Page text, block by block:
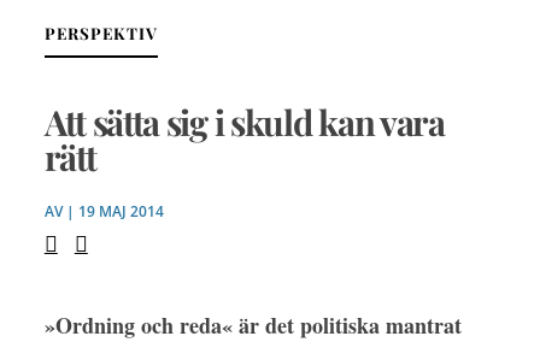
PERSPEKTIV
Att sätta sig i skuld kan vara
rätt
AV | 19 MAJ 2014
»Ordning och reda« är det politiska mantrat